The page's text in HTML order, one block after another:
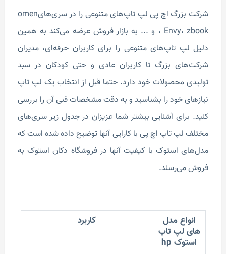
شرکت بزرگ اچ پی لپ تاپ‌های متنوعی را در سری‌هایomen
، Envy، zbook و ... به بازار فروش عرضه می‌کند به همین
دلیل لپ تاپ‌های متنوعی را برای کاربران حرفه‌ای، مدیران
شرکت‌های بزرگ تا کاربران عادی و حتی کودکان در سبد
تولیدی محصولات خود دارد. حتما قبل از انتخاب یک لپ تاپ
نیازهای خود را بشناسید و به دقت مشخصات فنی آن را بررسی
کنید. برای آشنایی بیشتر شما عزیزان در جدول زیر سری‌های
مختلف لپ تاپ اچ پی با کارایی آنها توضیح داده شده است که
مدل‌های استوک با کیفیت آنها در فروشگاه دکان استوک به
فروش می‌رسند.
انواع مدل
های لپ تاپ
استوک hp
کاربرد